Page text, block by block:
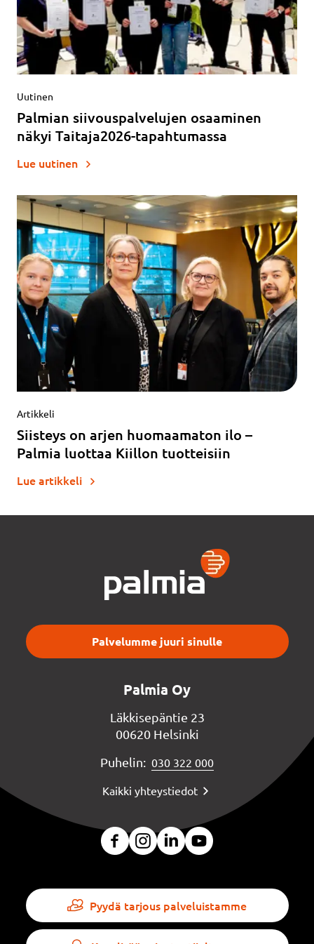
Uutinen
Palmian siivouspalvelujen osaaminen
näkyi Taitaja2026-tapahtumassa
Lue uutinen
Artikkeli
Siisteys on arjen huomaamaton ilo –
Palmia luottaa Kiillon tuotteisiin
Lue artikkeli
Palvelumme juuri sinulle
Palmia Oy
Läkkisepäntie 23
00620 Helsinki
Puhelin: 030 322 000
Kaikki yhteystiedot
Pyydä tarjous palveluistamme